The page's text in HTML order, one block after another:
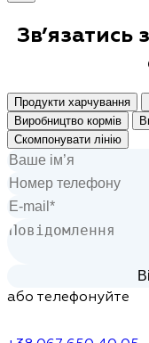
Зв’язатись
Продукти харчування
Виробництво кормів
Скомпонувати лінію
або телефонуйте